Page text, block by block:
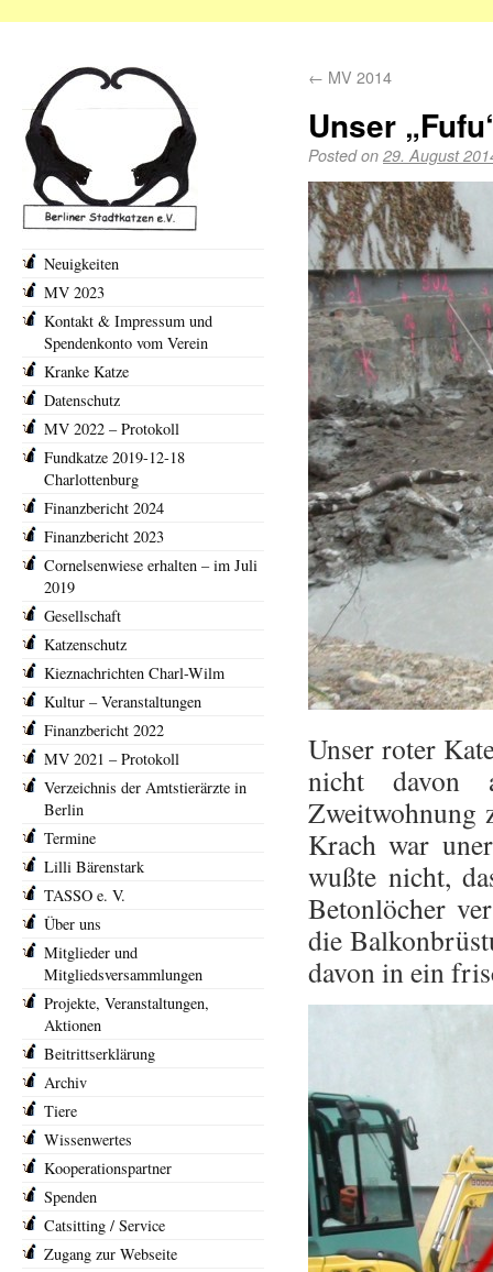
← MV 2014
Unser
Posted on 29. August
Unser roter
nicht davon
Zweitwohnung
Krach war
wußte nicht,
Betonlöcher
die
davon in ein
Neuigkeiten
MV 2023
Kontakt & Impressum und
Spendenkonto vom Verein
Kranke Katze
Datenschutz
MV 2022 – Protokoll
Fundkatze 2019-12-18
Charlottenburg
Finanzbericht 2024
Finanzbericht 2023
Cornelsenwiese erhalten – im Juli
2019
Gesellschaft
Katzenschutz
Kieznachrichten Charl-Wilm
Kultur – Veranstaltungen
Finanzbericht 2022
MV 2021 – Protokoll
Verzeichnis der Amtstierärzte in
Berlin
Termine
Lilli Bärenstark
TASSO e. V.
Über uns
Mitglieder und
Mitgliedsversammlungen
Projekte, Veranstaltungen,
Aktionen
Beitrittserklärung
Archiv
Tiere
Wissenwertes
Kooperationspartner
Spenden
Catsitting / Service
Zugang zur Webseite